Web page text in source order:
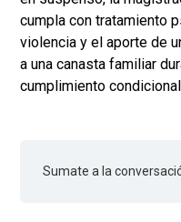
cumpla con tratamiento
violencia y el aporte de
a una canasta familiar
cumplimiento
Sumate a la